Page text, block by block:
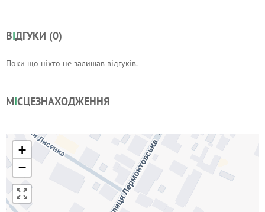
ВІДГУКИ (0)
Поки що ніхто не залишав відгуків.
МІСЦЕЗНАХОДЖЕННЯ
+
−